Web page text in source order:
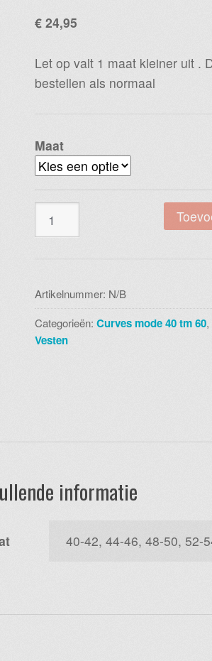
€24,95
Let op valt 1 maat kleiner uit .
bestellen als normaal
Maat
flower
aantal
Artikelnummer: N/B
Categorieën: Curves mode 40 tm 60,
Vesten
informatie
40-42, 44-46, 48-50, 52-